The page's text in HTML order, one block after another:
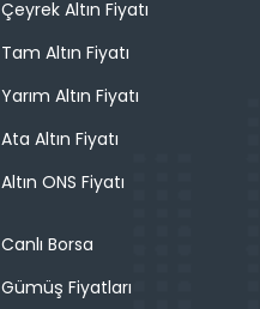
Çeyrek Altın Fiyatı
Tam Altın Fiyatı
Yarım Altın Fiyatı
Ata Altın Fiyatı
Altın ONS Fiyatı
Canlı Borsa
Gümüş Fiyatları